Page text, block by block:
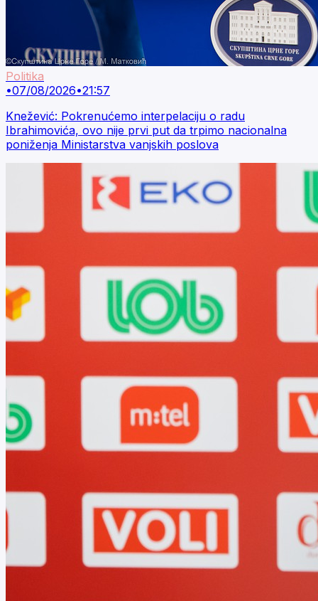
Politika
•07/08/2026•21:57
Knežević: Pokrenućemo interpelaciju o radu
Ibrahimovića, ovo nije prvi put da trpimo nacionalna
poniženja Ministarstva vanjskih poslova